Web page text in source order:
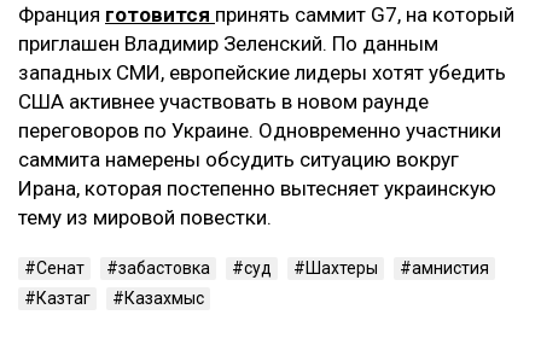
Франция готовится принять саммит G7, на который
приглашен Владимир Зеленский. По данным
западных СМИ, европейские лидеры хотят убедить
США активнее участвовать в новом раунде
переговоров по Украине. Одновременно участники
саммита намерены обсудить ситуацию вокруг
Ирана, которая постепенно вытесняет украинскую
тему из мировой повестки.
Сенат забастовка суд Шахтеры
амнистия
Казтаг
Казахмыс